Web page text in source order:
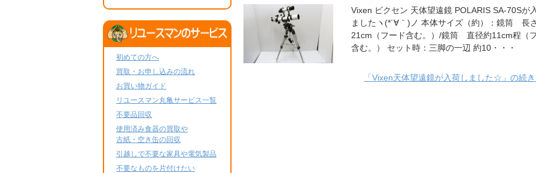
Vixen ビクセン 天体望遠鏡 POLARIS SA-70Sが
ましたヽ(*´∀｀)ノ 本体サイズ（約）：鏡筒 長
21cm（フード含む。）/鏡筒 直径約11cm程（
含む。） セット時：三脚の一辺 約10・・・
「Vixen天体望遠鏡が入荷しました☆」の続
初めての方へ
買取・お申し込みの流れ
お買い物ガイド
リユースマン丸亀サービス一覧
不要品回収
使用済み食器の買取や
古紙・空き缶の回収
引越しで不要な家具や電気製品
不要なものを片付けたい